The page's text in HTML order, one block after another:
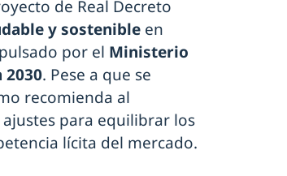
de Real Decreto
y sostenible en
por el Ministerio
2030. Pese a que se
recomienda al
para equilibrar los
lícita del mercado.